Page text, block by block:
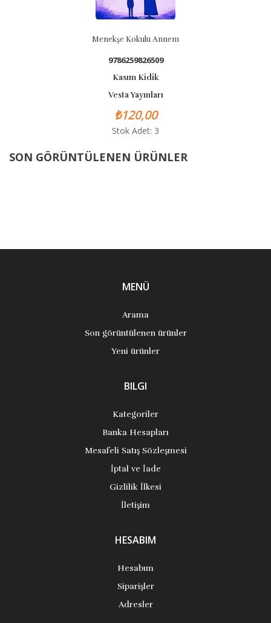
Menekşe Kokulu Annem
9786259826509
Kasım Kidik
Vesta Yayınları
₺120,00
Stok Adet: 3
SON GÖRÜNTÜLENEN ÜRÜNLER
MENÜ
Arama
Son görüntülenen ürünler
Yeni ürünler
BILGI
Kategoriler
Banka Hesapları
Mesafeli Satış Sözleşmesi
İptal ve İade
Gizlilik İlkesi
İletişim
HESABIM
Hesabım
Siparişler
Adresler